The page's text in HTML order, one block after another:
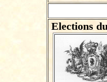
Elections